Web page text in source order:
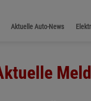
Aktuelle Auto-News